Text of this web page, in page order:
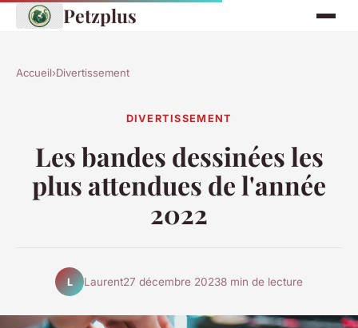
Petzplus
Accueil›Divertissement
DIVERTISSEMENT
Les bandes dessinées les
plus attendues de l'année
2022
L Laurent27 décembre 20238 min de lecture